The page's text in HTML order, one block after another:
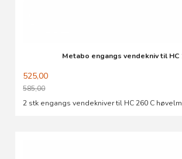
Metabo engangs vendekniv til HC
525,00
585,00
Rabatt
2 stk engangs vendekniver til HC 260 C